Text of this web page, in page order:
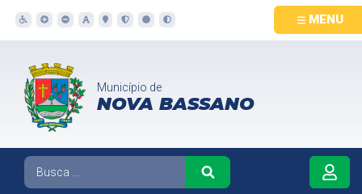
MENU
Município de
NOVA BASSANO